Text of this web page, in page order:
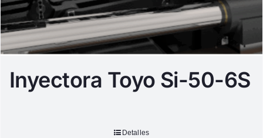
Inyectora Toyo Si-50-6S
Detalles